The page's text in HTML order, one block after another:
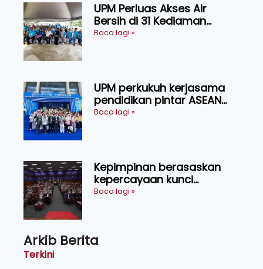
UPM Perluas Akses Air
Bersih di 31 Kediaman
Orang Asli Tasik Chini
Baca lagi »
UPM perkukuh kerjasama
pendidikan pintar ASEAN
menerusi lawatan rasmi ke
Baca lagi »
Kepimpinan berasaskan
kepercayaan kunci
kecemerlangan institusi -
Baca lagi »
Arkib Berita
Terkini